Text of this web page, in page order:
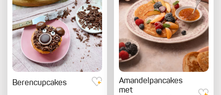
Berencupcakes
Amandelpancakes
met